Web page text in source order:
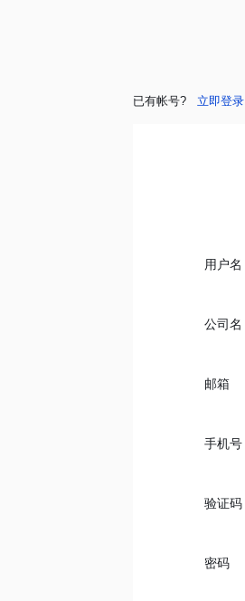
已有帐号? 立即登录
用户名
公司名
邮箱
手机号
验证码
密码